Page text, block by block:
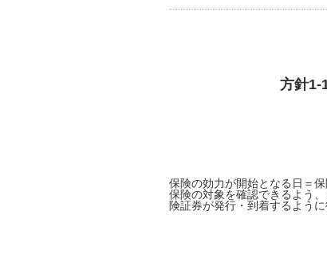
方針1-
保険の効力が開始となる日＝
保険の対象を確認できるよう
険証券が発行・到着するように